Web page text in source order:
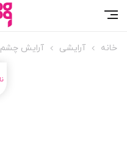
خانه آرایشی آرایش چشم